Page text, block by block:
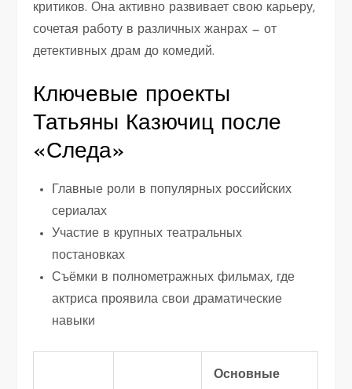
критиков. Она активно развивает свою карьеру,
сочетая работу в различных жанрах — от
детективных драм до комедий.
Ключевые проекты
Татьяны Казючиц после
«Следа»
Главные роли в популярных российских
сериалах
Участие в крупных театральных
постановках
Съёмки в полнометражных фильмах, где
актриса проявила свои драматические
навыки
Основные